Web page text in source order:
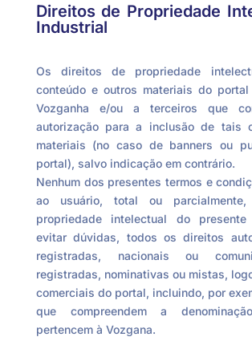
Direitos de Propriedade
Industrial
Os direitos de propriedade
conteúdo e outros materiais do portal
Vozganha e/ou a terceiros que
autorização para a inclusão de tais
materiais (no caso de banners ou
portal), salvo indicação em contrário.
Nenhum dos presentes termos e
ao usuário, total ou
propriedade intelectual do
evitar dúvidas, todos os direitos
registradas, nacionais ou
registradas, nominativas ou mistas,
comerciais do portal, incluindo, por
que compreendem a
pertencem à Vozgana.